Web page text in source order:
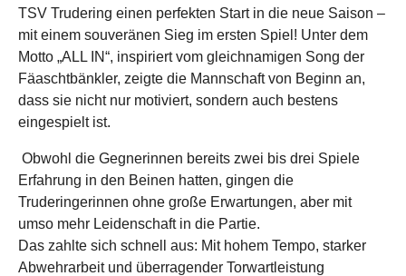
TSV Trudering einen perfekten Start in die neue Saison –
mit einem souveränen Sieg im ersten Spiel! Unter dem
Motto „ALL IN“, inspiriert vom gleichnamigen Song der
Fäaschtbänkler, zeigte die Mannschaft von Beginn an,
dass sie nicht nur motiviert, sondern auch bestens
eingespielt ist.
Obwohl die Gegnerinnen bereits zwei bis drei Spiele
Erfahrung in den Beinen hatten, gingen die
Truderingerinnen ohne große Erwartungen, aber mit
umso mehr Leidenschaft in die Partie.
Das zahlte sich schnell aus: Mit hohem Tempo, starker
Abwehrarbeit und überragender Torwartleistung